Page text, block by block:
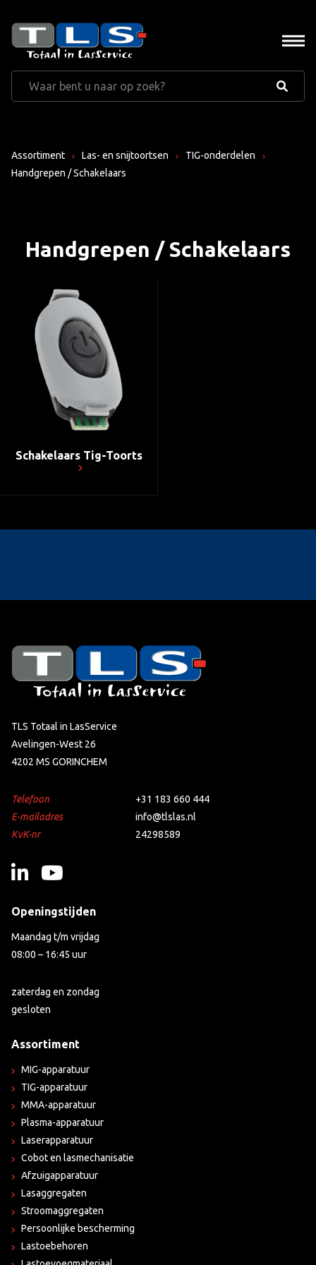
Assortiment Las- en snijtoortsen
TIG-onderdelen
Handgrepen / Schakelaars
Handgrepen / Schakelaars
Schakelaars Tig-Toorts
TLS Totaal in LasService
Avelingen-West 26
4202 MS GORINCHEM
Telefoon
+31 183 660 444
E-mailadres
info@tlslas.nl
KvK-nr
24298589
Openingstijden
Maandag t/m vrijdag
08:00 – 16:45 uur
zaterdag en zondag
gesloten
Assortiment
MIG-apparatuur
TIG-apparatuur
MMA-apparatuur
Plasma-apparatuur
Laserapparatuur
Cobot en lasmechanisatie
Afzuigapparatuur
Lasaggregaten
Stroomaggregaten
Persoonlijke bescherming
Lastoebehoren